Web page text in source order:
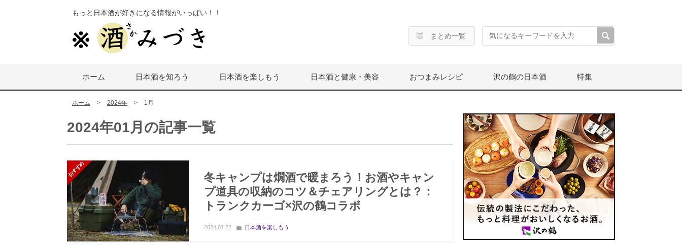
もっと日本酒が好きになる情報がいっぱい！！
まとめ一覧
ホーム 日本酒を知ろう 日本酒を楽しもう 日本酒と健康・美容 おつまみレシピ 沢の鶴の日本酒 特集
ホーム > 2024年 > 1月
2024年01月の記事一覧
冬キャンプは燗酒で暖まろう！お酒やキャン
プ道具の収納のコツ＆チェアリングとは？：
トランクカーゴ×沢の鶴コラボ
2024.01.22 日本酒を楽しもう